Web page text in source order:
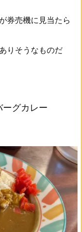
券売機に見当たら
りそうなものだ
ーグカレー